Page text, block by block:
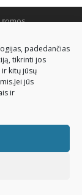
padedančias
tikrinti jos
ir kitų jūsų
jūs
ir